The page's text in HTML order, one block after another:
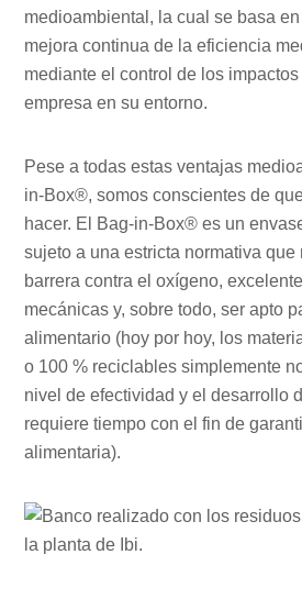
medioambiental, la cual se basa
mejora continua de la eficiencia
mediante el control de los
empresa en su entorno.
Pese a todas estas ventajas
in-Box®, somos conscientes de
hacer. El Bag-in-Box® es un
sujeto a una estricta normativa que
barrera contra el oxígeno,
mecánicas y, sobre todo, ser apto
alimentario (hoy por hoy, los
o 100 % reciclables simplemente
nivel de efectividad y el desarrollo
requiere tiempo con el fin de
alimentaria).